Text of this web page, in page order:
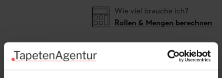
Wie viel brauche ich?
Rollen & Mengen berechnen